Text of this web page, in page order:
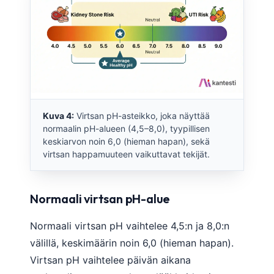
Kuva 4: Virtsan pH-asteikko, joka näyttää
normaalin pH-alueen (4,5–8,0), tyypillisen
keskiarvon noin 6,0 (hieman hapan), sekä
virtsan happamuuteen vaikuttavat tekijät.
Normaali virtsan pH-alue
Normaali virtsan pH vaihtelee 4,5:n ja 8,0:n
välillä, keskimäärin noin 6,0 (hieman hapan).
Virtsan pH vaihtelee päivän aikana